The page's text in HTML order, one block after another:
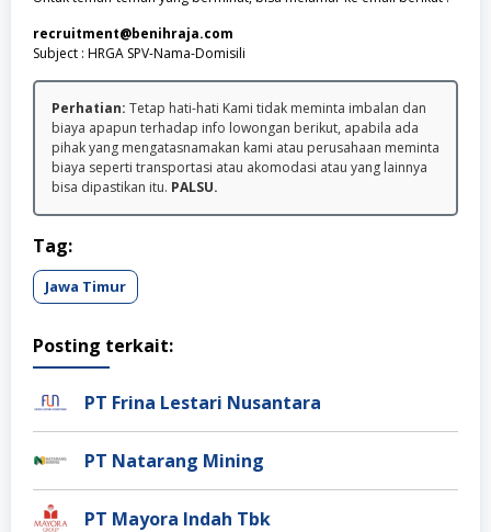
recruitment@benihraja.com
Subject : HRGA SPV-Nama-Domisili
Perhatian: Tetap hati-hati Kami tidak meminta imbalan dan
biaya apapun terhadap info lowongan berikut, apabila ada
pihak yang mengatasnamakan kami atau perusahaan meminta
biaya seperti transportasi atau akomodasi atau yang lainnya
bisa dipastikan itu. PALSU.
Tag:
Jawa Timur
Posting terkait:
PT Frina Lestari Nusantara
PT Natarang Mining
PT Mayora Indah Tbk